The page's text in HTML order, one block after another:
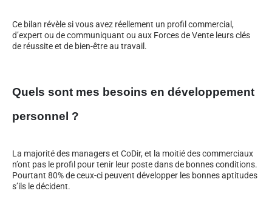
Ce bilan révèle si vous avez réellement un profil commercial,
d’expert ou de communiquant ou aux Forces de Vente leurs clés
de réussite et de bien-être au travail.
Quels sont mes besoins en développement
personnel ?
La majorité des managers et CoDir, et la moitié des commerciaux
n’ont pas le profil pour tenir leur poste dans de bonnes conditions.
Pourtant 80% de ceux-ci peuvent développer les bonnes aptitudes
s’ils le décident.